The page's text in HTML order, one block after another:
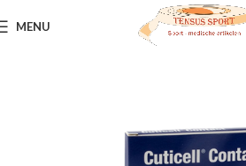
MENU
Home Wondverzorging Wondverzorging